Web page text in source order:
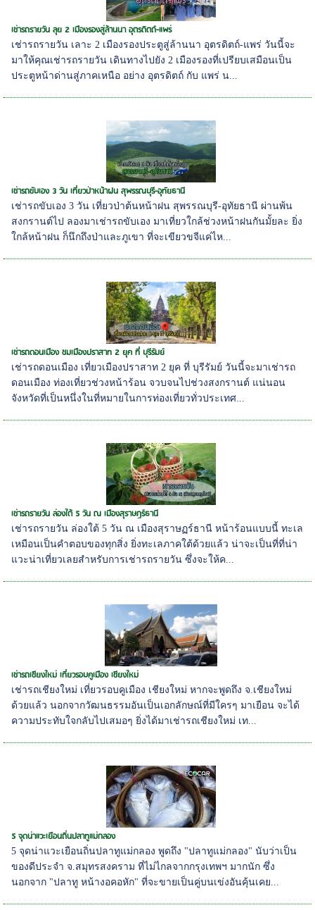
เช่ารถรายวัน ลุย 2 เมืองรองสู่ล้านนา อุตรดิตถ์-แพร่
เช่ารถรายวัน เลาะ 2 เมืองรองประตูสู่ล้านนา อุตรดิตถ์-แพร่ วันนี้จะ
มาให้คุณเช่ารถรายวัน เดินทางไปยัง 2 เมืองรองที่เปรียบเสมือนเป็น
ประตูหน้าด่านสู่ภาคเหนือ อย่าง อุตรดิตถ์ กับ แพร่ น...
เช่ารถขับเอง 3 วัน เที่ยวป่าหน้าฝน สุพรรณบุรี-อุทัยธานี
เช่ารถขับเอง 3 วัน เที่ยวป่าต้นหน้าฝน สุพรรณบุรี-อุทัยธานี ผ่านพ้น
สงกรานต์ไป ลองมาเช่ารถขับเอง มาเที่ยวใกล้ช่วงหน้าฝนกันมั้ยละ ยิ่ง
ใกล้หน้าฝน ก็นึกถึงป่าและภูเขา ที่จะเขียวขจีแค่ไห...
เช่ารถดอนเมือง ชมเมืองปราสาท 2 ยุค ที่ บุรีรัมย์
เช่ารถดอนเมือง เที่ยวเมืองปราสาท 2 ยุค ที่ บุรีรัมย์ วันนี้จะมาเช่ารถ
ดอนเมือง ท่องเที่ยวช่วงหน้าร้อน จวบจนไปช่วงสงกรานต์ แน่นอน
จังหวัดที่เป็นหนึ่งในที่หมายในการท่องเที่ยวทั่วประเทศ...
เช่ารถรายวัน ล่องใต้ 5 วัน ณ เมืองสุราษฏร์ธานี
เช่ารถรายวัน ล่องใต้ 5 วัน ณ เมืองสุราษฏร์ธานี หน้าร้อนแบบนี้ ทะเล
เหมือนเป็นคำตอบของทุกสิ่ง ยิ่งทะเลภาคใต้ด้วยแล้ว น่าจะเป็นที่ที่น่า
แวะน่าเที่ยวเลยสำหรับการเช่ารถรายวัน ซึ่งจะให้ค...
เช่ารถเชียงใหม่ เที่ยวรอบคูเมือง เชียงใหม่
เช่ารถเชียงใหม่ เที่ยวรอบคูเมือง เชียงใหม่ หากจะพูดถึง จ.เชียงใหม่
ด้วยแล้ว นอกจากวัฒนธรรมอันเป็นเอกลักษณ์ที่มีใครๆ มาเยือน จะได้
ความประทับใจกลับไปเสมอๆ ยิ่งได้มาเช่ารถเชียงใหม่ เท...
5 จุดน่าแวะเยือนถิ่นปลาทูแม่กลอง
5 จุดน่าแวะเยือนถิ่นปลาทูแม่กลอง พูดถึง "ปลาทูแม่กลอง" นับว่าเป็น
ของดีประจำ จ.สมุทรสงคราม ที่ไม่ไกลจากกรุงเทพฯ มากนัก ซึ่ง
นอกจาก "ปลาทู หน้างอคอหัก" ที่จะขายเป็นคู่บนเข่งอันคุ้นเคย...